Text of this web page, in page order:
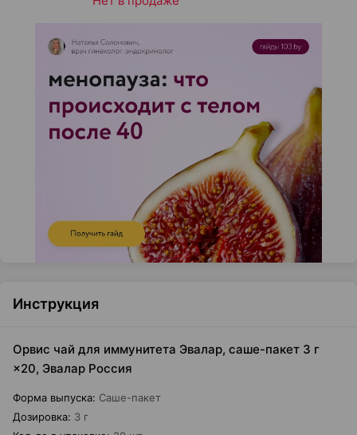
Инструкция
Орвис чай для иммунитета Эвалар, саше-пакет 3 г
×20, Эвалар Россия
Форма выпуска: Саше-пакет
Дозировка: 3 г